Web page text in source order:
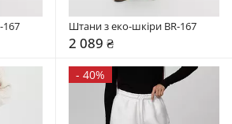
167 Штани з еко-шкіри BR-167
2 089 ₴
- 40%